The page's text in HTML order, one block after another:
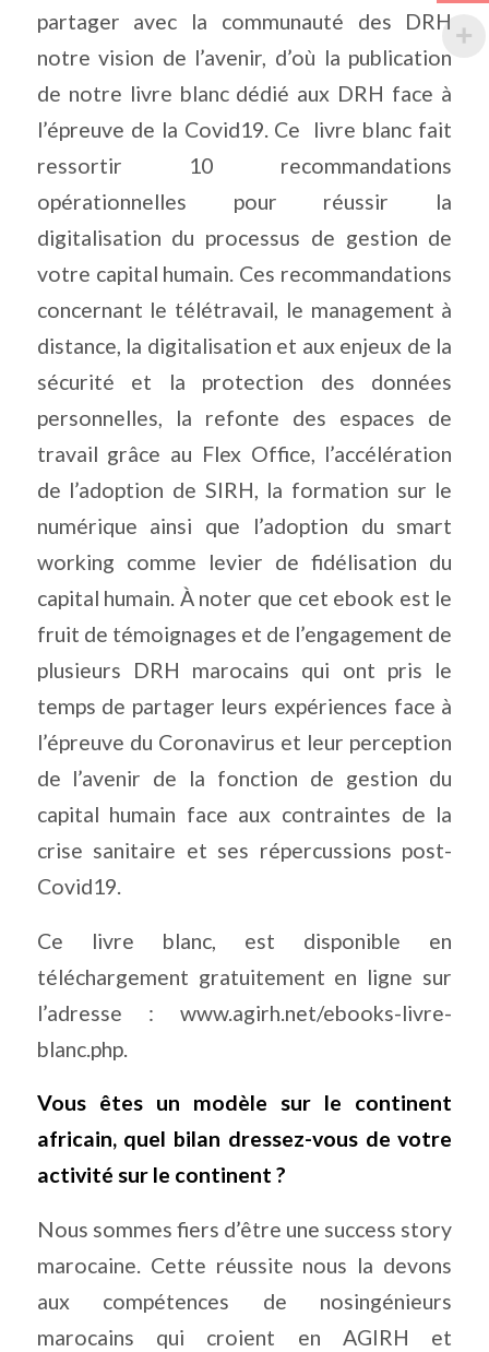
partager avec la communauté des DRH
notre vision de l’avenir, d’où la publication
de notre livre blanc dédié aux DRH face à
l’épreuve de la Covid19. Ce
livre blanc fait
ressortir 10 recommandations
opérationnelles pour réussir la
digitalisation du processus de gestion de
votre capital humain. Ces recommandations
concernant le télétravail, le management à
distance, la digitalisation et aux enjeux de la
sécurité et la protection des données
personnelles, la refonte des espaces de
travail grâce au Flex Office, l’accélération
de l’adoption de SIRH, la formation sur le
numérique ainsi que l’adoption du smart
working comme levier de fidélisation du
capital humain. À noter que cet ebook est le
fruit de témoignages et de l’engagement de
plusieurs DRH marocains qui ont pris le
temps de partager leurs expériences face à
l’épreuve du Coronavirus et leur perception
de l’avenir de la fonction de gestion du
capital humain face aux contraintes de la
crise sanitaire et ses répercussions post-
Covid19.
Ce livre blanc, est disponible en
téléchargement gratuitement en ligne sur
l’adresse :www.agirh.net/ebooks-livre-
blanc.php.
Vous êtes un modèle sur le continent
africain, quel bilan dressez-vous de votre
activité sur le continent ?
Nous sommes fiers d’être une success story
marocaine. Cette réussite nous la devons
aux compétences de nosingénieurs
marocains qui croient en AGIRH et